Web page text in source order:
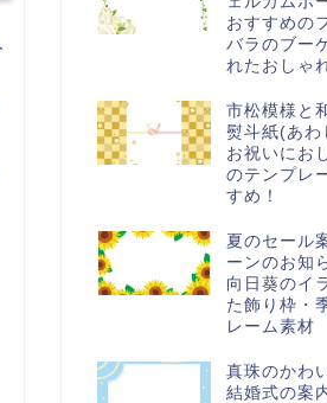
おすすめの
バラのブー
れたおしゃ
市松模様と
熨斗紙(あわ
お祝いにお
のテンプレ
すめ！
夏のセール
ーンのお知
向日葵のイ
た飾り枠・
レーム素材
真珠のかわ
結婚式の案